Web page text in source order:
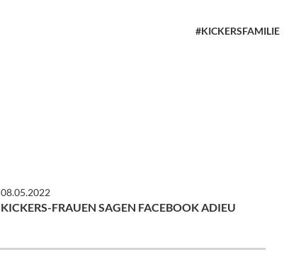
#KICKERSFAMILIE
08.05.2022
KICKERS-FRAUEN SAGEN FACEBOOK ADIEU